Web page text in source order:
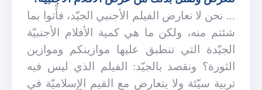
... نحن لا نعارض الفيلم الأجنبي الجيّد، فأْتوا بما
شئتم منه، ولكن ما هي كمية الأفلام الأجنبيّة
الجيّدة التي تنطبق عليها موازينكم وموازين
الثورة؟ ونقصد بالجيّد: الفيلم الذي ليس فيه
تربية سيّئة ولا يتعارض مع القيم الإسلاميّة في